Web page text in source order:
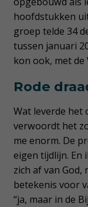
hoofdstukken
groep telde 34
tussen januari
kon ook, met de
Rode
Wat leverde het
verwoordt het
me enorm. De
eigen tijdlijn. En
zich af van
betekenis voor
“ja, maar in de